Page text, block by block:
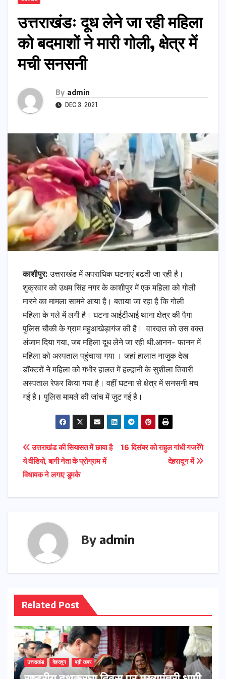
उत्तराखंडः दूध लेने जा रही महिला
को बदमाशों ने मारी गोली, क्षेत्र में
मची सनसनी
By admin
DEC 3, 2021
काशीपुर:उत्तराखंड में अपराधिक घटनाएं बढती जा रही है।
शुक्रवार को उधम सिंह नगर के काशीपुर में एक महिला को गोली
मारने का मामला सामने आया है। बताया जा रहा है कि गोली
महिला के गले में लगी है। घटना आईटीआई थाना क्षेत्र की पैगा
पुलिस चौकी के ग्राम महुआखेड़ागंज की है। वारदात को उस वक्त
अंजाम दिया गया, जब महिला दूध लेने जा रही थी.आनन- फानन में
महिला को अस्पताल पहुंचाया गया । जहां हालात नाजुक देख
डॉक्टरों ने महिला को गंभीर हालत में हल्द्वानी के सुशीला तिवारी
अस्पताल रेफर किया गया है। वहीं घटना से क्षेत्र में सनसनी मच
गई है। पुलिस मामले की जांच में जुट गई है।
Post
navigation
16 दिसंबर को राहुल गांधी गजरेंगे
देहरादून में
उत्तराखंड की सियासत में छाया है
ये वीडियो, बागी नेता के प्रोग्राम में
विधायक ने लगाए डुमके
By admin
Related Post
उत्तराखंड देहरादून बड़ी खबर